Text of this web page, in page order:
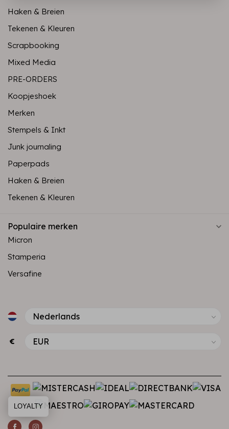
Haken & Breien
Tekenen & Kleuren
Scrapbooking
Mixed Media
PRE-ORDERS
Koopjeshoek
Merken
Stempels & Inkt
Junk journaling
Paperpads
Haken & Breien
Tekenen & Kleuren
Populaire merken
Micron
Stamperia
Versafine
€
LOYALTY